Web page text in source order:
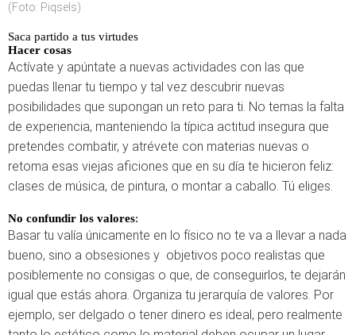
(Foto: Piqsels)
Saca partido a tus virtudes
Hacer cosas
Actívate y apúntate a nuevas actividades con las que
puedas llenar tu tiempo y tal vez descubrir nuevas
posibilidades que supongan un reto para ti. No temas la falta
de experiencia, manteniendo la típica actitud insegura que
pretendes combatir, y atrévete con materias nuevas o
retoma esas viejas aficiones que en su día te hicieron feliz:
clases de música, de pintura, o montar a caballo. Tú eliges.
No confundir los valores:
Basar tu valía únicamente en lo físico no te va a llevar a nada
bueno, sino a obsesiones y objetivos poco realistas que
posiblemente no consigas o que, de conseguirlos, te dejarán
igual que estás ahora. Organiza tu jerarquía de valores. Por
ejemplo, ser delgado o tener dinero es ideal, pero realmente